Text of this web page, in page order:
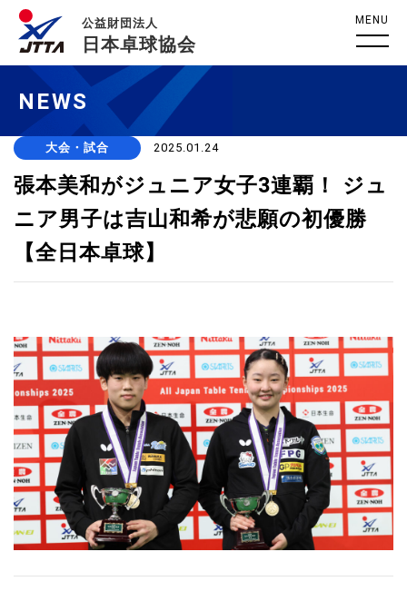
公益財団法人
日本卓球協会
MENU
NEWS
大会・試合 2025.01.24
張本美和がジュニア女子3連覇！ ジュ
ニア男子は吉山和希が悲願の初優勝
【全日本卓球】